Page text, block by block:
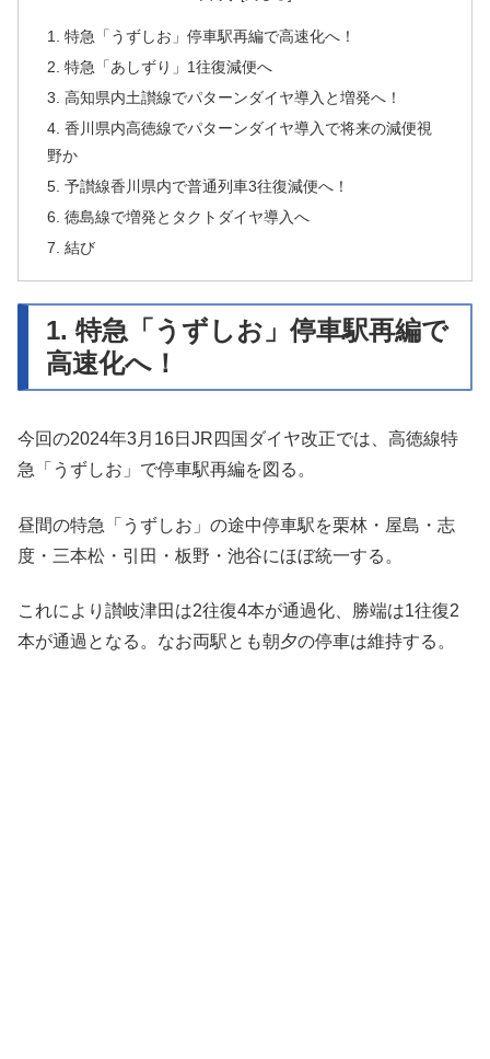
1. 特急「うずしお」停車駅再編で高速化へ！
2. 特急「あしずり」1往復減便へ
3. 高知県内土讃線でパターンダイヤ導入と増発へ！
4. 香川県内高徳線でパターンダイヤ導入で将来の減便視
野か
5. 予讃線香川県内で普通列車3往復減便へ！
6. 徳島線で増発とタクトダイヤ導入へ
7. 結び
1. 特急「うずしお」停車駅再編で
高速化へ！
今回の2024年3月16日JR四国ダイヤ改正では、高徳線特
急「うずしお」で停車駅再編を図る。
昼間の特急「うずしお」の途中停車駅を栗林・屋島・志
度・三本松・引田・板野・池谷にほぼ統一する。
これにより讃岐津田は2往復4本が通過化、勝端は1往復2
本が通過となる。なお両駅とも朝夕の停車は維持する。